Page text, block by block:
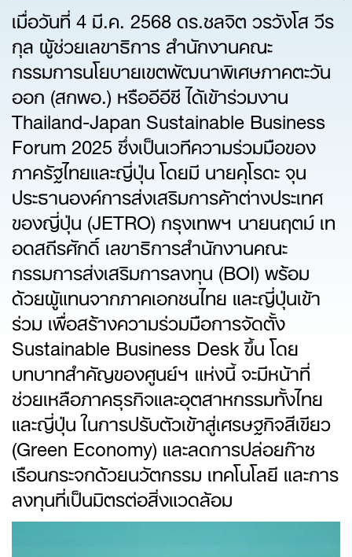
เมื่อวันที่ 4 มี.ค. 2568 ดร.ชลจิต วรวังโส วีร
กุล ผู้ช่วยเลขาธิการ สำนักงานคณะ
กรรมการนโยบายเขตพัฒนาพิเศษภาคตะวัน
ออก (สกพอ.) หรืออีอีซี ได้เข้าร่วมงาน
Thailand-Japan Sustainable Business
Forum 2025 ซึ่งเป็นเวทีความร่วมมือของ
ภาครัฐไทยและญี่ปุ่น โดยมี นายคุโรดะ จุน
ประธานองค์การส่งเสริมการค้าต่างประเทศ
ของญี่ปุ่น (JETRO) กรุงเทพฯ นายนฤตม์ เท
อดสถีรศักดิ์ เลขาธิการสำนักงานคณะ
กรรมการส่งเสริมการลงทุน (BOI) พร้อม
ด้วยผู้แทนจากภาคเอกชนไทย และญี่ปุ่นเข้า
ร่วม เพื่อสร้างความร่วมมือการจัดตั้ง
Sustainable Business Desk ขึ้น โดย
บทบาทสำคัญของศูนย์ฯ แห่งนี้ จะมีหน้าที่
ช่วยเหลือภาคธุรกิจและอุตสาหกรรมทั้งไทย
และญี่ปุ่น ในการปรับตัวเข้าสู่เศรษฐกิจสีเขียว
(Green Economy) และลดการปล่อยก๊าซ
เรือนกระจกด้วยนวัตกรรม เทคโนโลยี และการ
ลงทุนที่เป็นมิตรต่อสิ่งแวดล้อม